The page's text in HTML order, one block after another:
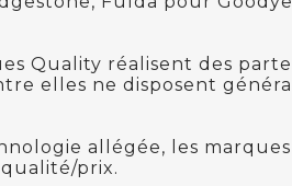
Quality réalisent des
elles ne disposent
allégée, les
prix.